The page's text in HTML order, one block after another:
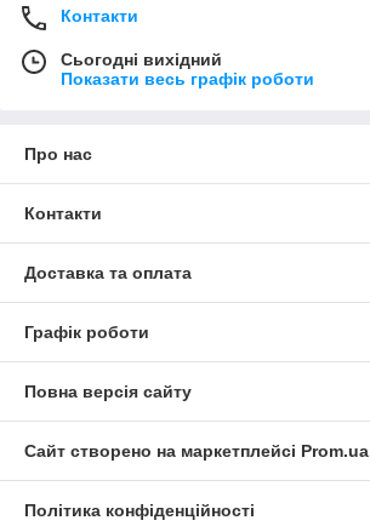
Контакти
Сьогодні вихідний
Показати весь графік роботи
Про нас
Контакти
Доставка та оплата
Графік роботи
Повна версія сайту
Сайт створено на маркетплейсі Prom.ua
Політика конфіденційності